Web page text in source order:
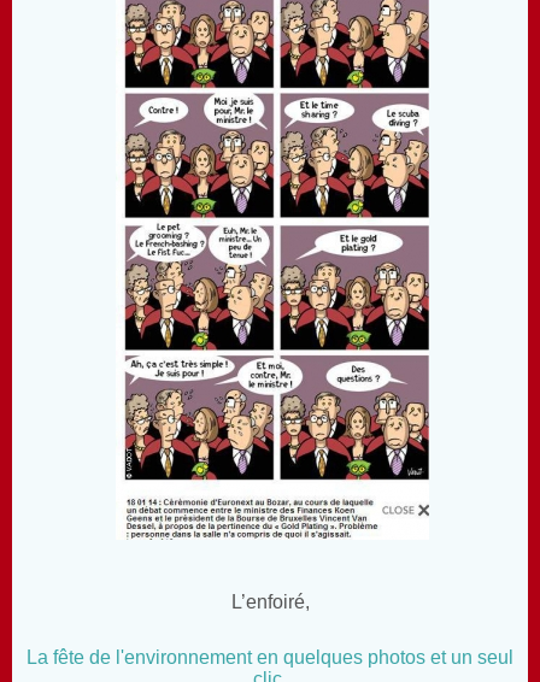
L’enfoiré,
La fête de l'environnement en quelques photos et un seul